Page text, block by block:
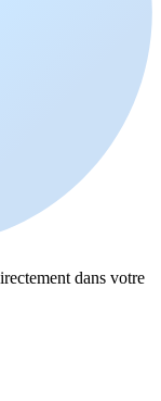
dans votre